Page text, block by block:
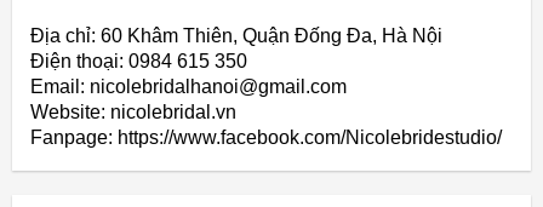
Địa chỉ: 60 Khâm Thiên, Quận Đống Đa, Hà Nội
Điện thoại: 0984 615 350
Email: nicolebridalhanoi@gmail.com
Website: nicolebridal.vn
Fanpage: https://www.facebook.com/Nicolebridestudio/